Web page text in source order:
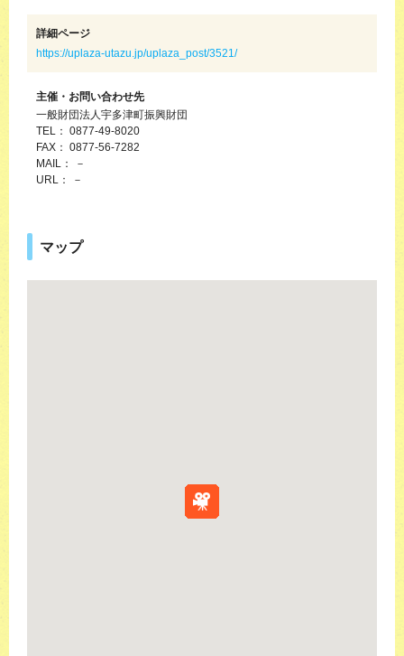
詳細ページ
https://uplaza-utazu.jp/uplaza_post/3521/
主催・お問い合わせ先
一般財団法人宇多津町振興財団
TEL： 0877-49-8020
FAX： 0877-56-7282
MAIL： －
URL： －
マップ